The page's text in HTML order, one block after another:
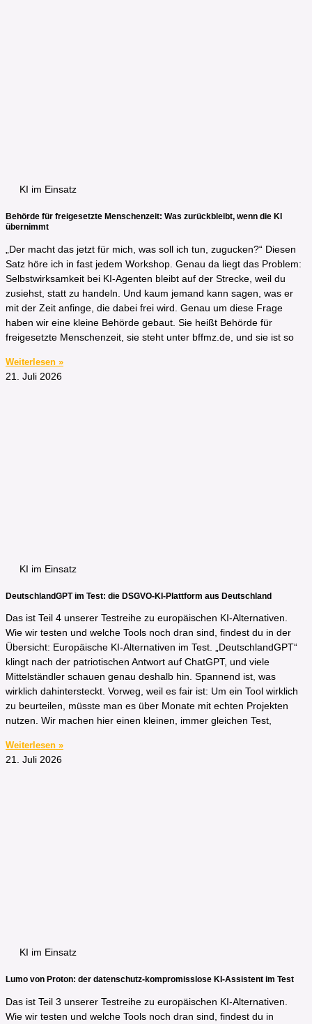
KI im Einsatz
Behörde für freigesetzte Menschenzeit: Was zurückbleibt, wenn die KI
übernimmt
„Der macht das jetzt für mich, was soll ich tun, zugucken?“ Diesen
Satz höre ich in fast jedem Workshop. Genau da liegt das Problem:
Selbstwirksamkeit bei KI-Agenten bleibt auf der Strecke, weil du
zusiehst, statt zu handeln. Und kaum jemand kann sagen, was er
mit der Zeit anfinge, die dabei frei wird. Genau um diese Frage
haben wir eine kleine Behörde gebaut. Sie heißt Behörde für
freigesetzte Menschenzeit, sie steht unter bffmz.de, und sie ist so
Weiterlesen »
21. Juli 2026
KI im Einsatz
DeutschlandGPT im Test: die DSGVO-KI-Plattform aus Deutschland
Das ist Teil 4 unserer Testreihe zu europäischen KI-Alternativen.
Wie wir testen und welche Tools noch dran sind, findest du in der
Übersicht: Europäische KI-Alternativen im Test. „DeutschlandGPT“
klingt nach der patriotischen Antwort auf ChatGPT, und viele
Mittelständler schauen genau deshalb hin. Spannend ist, was
wirklich dahintersteckt. Vorweg, weil es fair ist: Um ein Tool wirklich
zu beurteilen, müsste man es über Monate mit echten Projekten
nutzen. Wir machen hier einen kleinen, immer gleichen Test,
Weiterlesen »
21. Juli 2026
KI im Einsatz
Lumo von Proton: der datenschutz-kompromisslose KI-Assistent im Test
Das ist Teil 3 unserer Testreihe zu europäischen KI-Alternativen.
Wie wir testen und welche Tools noch dran sind, findest du in